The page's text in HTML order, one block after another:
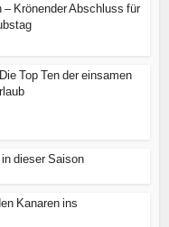
– Krönender Abschluss für
Top Ten der einsamen
dieser Saison
Kanaren ins